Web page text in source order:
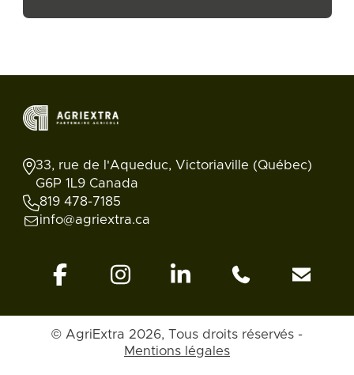
33, rue de l'Aqueduc, Victoriaville (Québec)
G6P 1L9 Canada
819 478-7185
info@agriextra.ca
© AgriExtra 2026, Tous droits réservés -
Mentions légales
Annonces Rechercher Blogue Compte
Retour en